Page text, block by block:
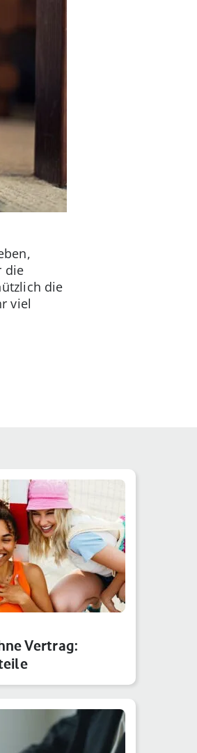
die
die
viel
Vertrag: